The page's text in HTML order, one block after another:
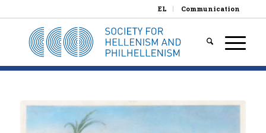
EL Communication